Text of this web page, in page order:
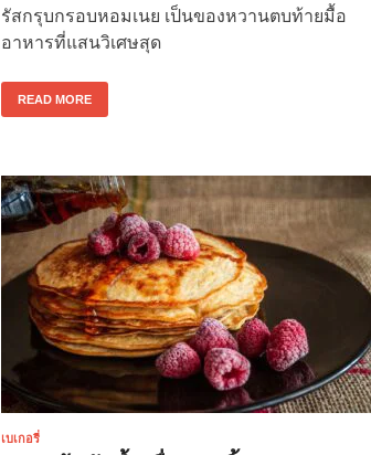
รัสกรุบกรอบหอมเนย เป็นของหวานตบท้ายมื้อ
อาหารที่แสนวิเศษสุด
READ MORE
เบเกอรี่